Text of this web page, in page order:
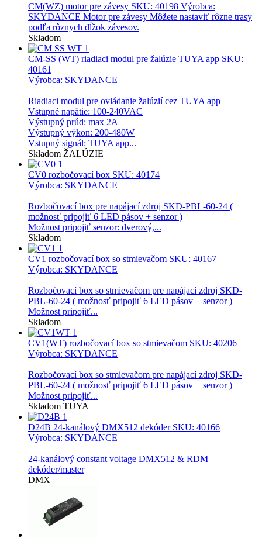
CM(WZ) motor pre závesy SKU: 40198 Výrobca:
SKYDANCE Motor pre závesy Môžete nastaviť rôzne trasy
podľa rôznych dĺžok závesov.
Skladom
CM-SS (WT) riadiaci modul pre žalúzie TUYA app SKU:
40161
Výrobca: SKYDANCE
Riadiaci modul pre ovládanie žalúzií cez TUYA app
Vstupné napätie: 100-240VAC
Výstupný prúd: max 2A
Výstupný výkon: 200-480W
Vstupný signál: TUYA app...
Skladom ŽALÚZIE
CV0 rozbočovací box SKU: 40174
Výrobca: SKYDANCE
Rozbočovací box pre napájací zdroj SKD-PBL-60-24 (
možnosť pripojiť 6 LED pásov + senzor )
Možnost pripojiť senzor: dverový,...
Skladom
CV1 rozbočovací box so stmievačom SKU: 40167
Výrobca: SKYDANCE
Rozbočovací box so stmievačom pre napájací zdroj SKD-
PBL-60-24 ( možnosť pripojiť 6 LED pásov + senzor )
Možnost pripojiť...
Skladom
CV1(WT) rozbočovací box so stmievačom SKU: 40206
Výrobca: SKYDANCE
Rozbočovací box so stmievačom pre napájací zdroj SKD-
PBL-60-24 ( možnosť pripojiť 6 LED pásov + senzor )
Možnost pripojiť...
Skladom TUYA
D24B 24-kanálový DMX512 dekóder SKU: 40166
Výrobca: SKYDANCE
24-kanálový constant voltage DMX512 & RDM
dekóder/master
DMX